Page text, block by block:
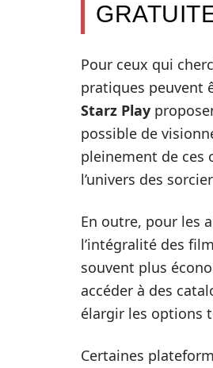
Pour ceux qui
pratiques peuvent
Starz Play
possible de
pleinement de ces
l’univers des
En outre, pour les
l’intégralité des
souvent plus
accéder à des
élargir les options
Certaines